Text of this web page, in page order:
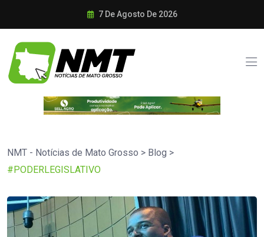
7 De Agosto De 2026
NMT - Notícias de Mato Grosso > Blog >
#PODERLEGISLATIVO